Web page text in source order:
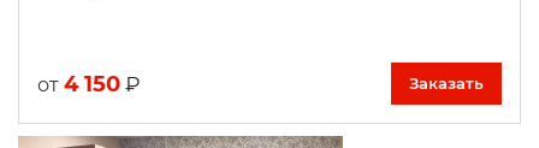
от 4 150 ₽ Заказать